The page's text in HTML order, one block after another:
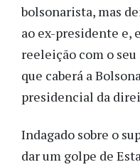
bolsonarista, mas
ao ex-presidente e,
reeleição com o
que caberá a
presidencial da
Indagado sobre o
dar um golpe de